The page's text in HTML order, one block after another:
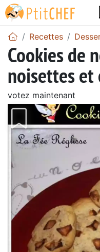
Recettes
Cookies de
noisettes et
votez maintenant